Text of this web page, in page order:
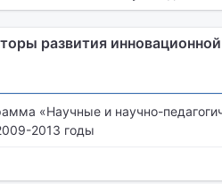
развития
«Научные и научно-
2013 годы